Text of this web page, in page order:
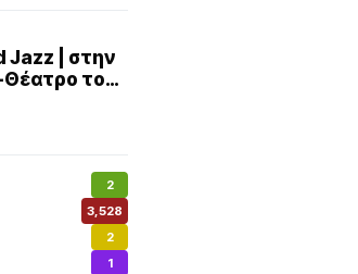
Jazz | στην
Θέατρο το
2
3,528
2
1